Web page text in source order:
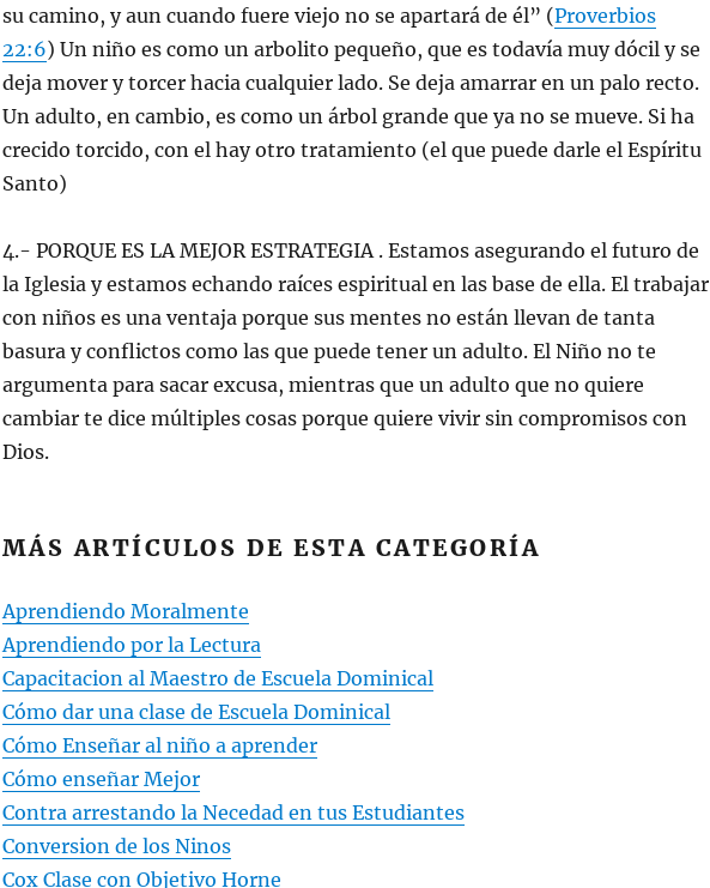
su camino, y aun cuando fuere viejo no se apartará de él” (Proverbios
22:6) Un niño es como un arbolito pequeño, que es todavía muy dócil y se
deja mover y torcer hacia cualquier lado. Se deja amarrar en un palo recto.
Un adulto, en cambio, es como un árbol grande que ya no se mueve. Si ha
crecido torcido, con el hay otro tratamiento (el que puede darle el Espíritu
Santo)
4.- PORQUE ES LA MEJOR ESTRATEGIA . Estamos asegurando el futuro de
la Iglesia y estamos echando raíces espiritual en las base de ella. El trabajar
con niños es una ventaja porque sus mentes no están llevan de tanta
basura y conflictos como las que puede tener un adulto. El Niño no te
argumenta para sacar excusa, mientras que un adulto que no quiere
cambiar te dice múltiples cosas porque quiere vivir sin compromisos con
Dios.
MÁS ARTÍCULOS DE ESTA CATEGORÍA
Aprendiendo Moralmente
Aprendiendo por la Lectura
Capacitacion al Maestro de Escuela Dominical
Cómo dar una clase de Escuela Dominical
Cómo Enseñar al niño a aprender
Cómo enseñar Mejor
Contra arrestando la Necedad en tus Estudiantes
Conversion de los Ninos
Cox Clase con Objetivo Horne